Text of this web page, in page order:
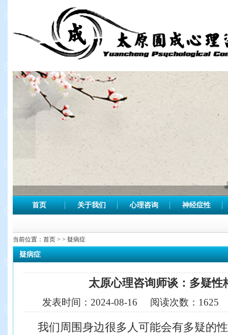
首页 关于我们 心理咨询 神经症性
当前位置： 首页 > > 疑病症
疑病症
太原心理咨询师谈：多疑性
发表时间： 2024-08-16 阅读次数： 1625
我们周围身边很多人可能会有多疑的